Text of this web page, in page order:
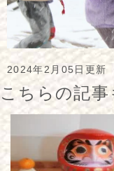
2024年2月05日更新
こちらの記事